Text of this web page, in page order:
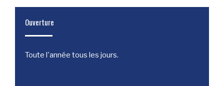
Ouverture
Toute l'année tous les jours.